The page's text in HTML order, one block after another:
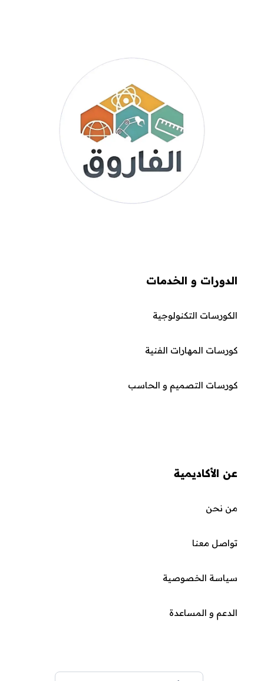
الدورات و الخدمات
الكورسات التكنولوجية
كورسات المهارات الفنية
كورسات التصميم و الحاسب
عن الأكاديمية
من نحن
تواصل معنا
سياسة الخصوصية
الدعم و المساعدة